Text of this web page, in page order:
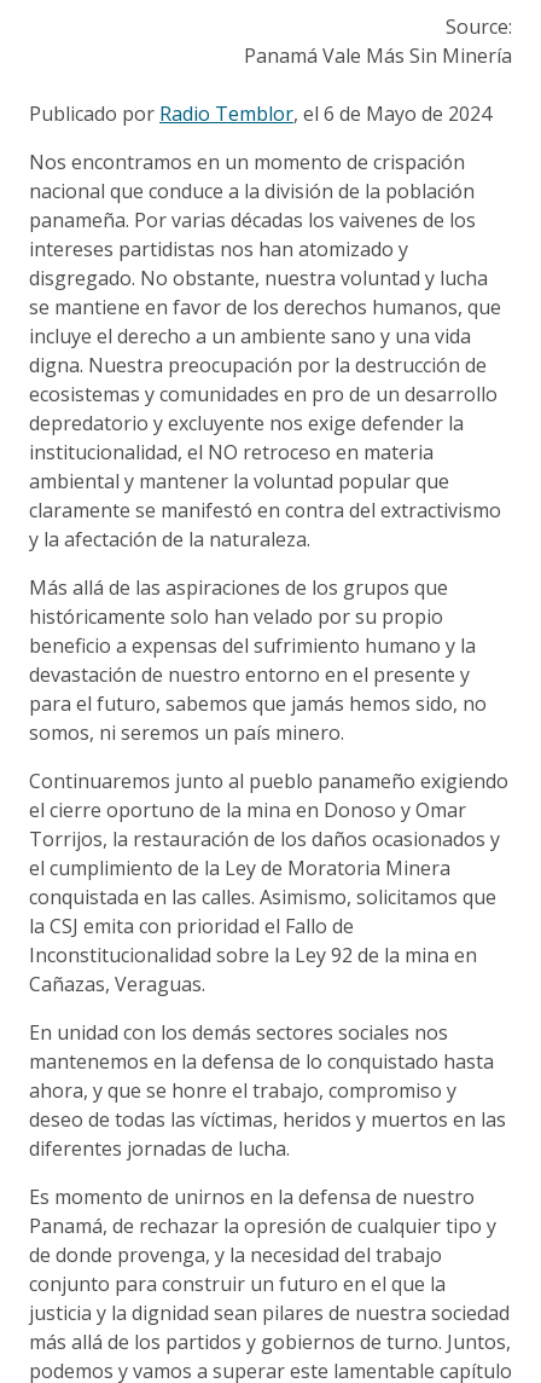
Source:
Panamá Vale Más Sin Minería
Publicado por Radio Temblor, el 6 de Mayo de 2024
Nos encontramos en un momento de crispación
nacional que conduce a la división de la población
panameña. Por varias décadas los vaivenes de los
intereses partidistas nos han atomizado y
disgregado. No obstante, nuestra voluntad y lucha
se mantiene en favor de los derechos humanos, que
incluye el derecho a un ambiente sano y una vida
digna. Nuestra preocupación por la destrucción de
ecosistemas y comunidades en pro de un desarrollo
depredatorio y excluyente nos exige defender la
institucionalidad, el NO retroceso en materia
ambiental y mantener la voluntad popular que
claramente se manifestó en contra del extractivismo
y la afectación de la naturaleza.
Más allá de las aspiraciones de los grupos que
históricamente solo han velado por su propio
beneficio a expensas del sufrimiento humano y la
devastación de nuestro entorno en el presente y
para el futuro, sabemos que jamás hemos sido, no
somos, ni seremos un país minero.
Continuaremos junto al pueblo panameño exigiendo
el cierre oportuno de la mina en Donoso y Omar
Torrijos, la restauración de los daños ocasionados y
el cumplimiento de la Ley de Moratoria Minera
conquistada en las calles. Asimismo, solicitamos que
la CSJ emita con prioridad el Fallo de
Inconstitucionalidad sobre la Ley 92 de la mina en
Cañazas, Veraguas.
En unidad con los demás sectores sociales nos
mantenemos en la defensa de lo conquistado hasta
ahora, y que se honre el trabajo, compromiso y
deseo de todas las víctimas, heridos y muertos en las
diferentes jornadas de lucha.
Es momento de unirnos en la defensa de nuestro
Panamá, de rechazar la opresión de cualquier tipo y
de donde provenga, y la necesidad del trabajo
conjunto para construir un futuro en el que la
justicia y la dignidad sean pilares de nuestra sociedad
más allá de los partidos y gobiernos de turno. Juntos,
podemos y vamos a superar este lamentable capítulo